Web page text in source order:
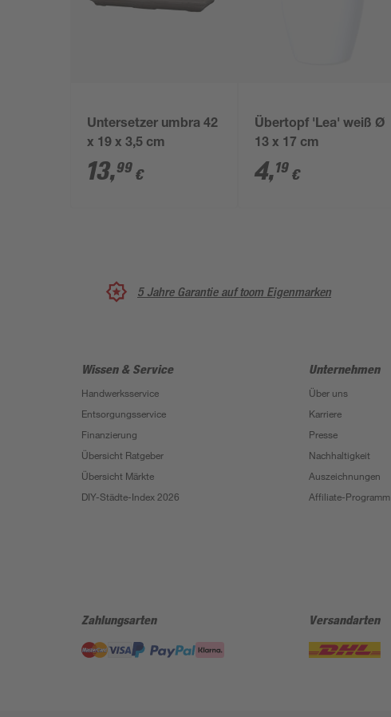
Untersetzer umbra 42
x 19 x 3,5 cm
13,99 €
Übertopf 'Lea' weiß Ø
13 x 17 cm
4,19 €
5 Jahre Garantie auf toom Eigenmarken
Wissen & Service
Handwerksservice
Entsorgungsservice
Finanzierung
Übersicht Ratgeber
Übersicht Märkte
DIY-Städte-Index 2026
Unternehmen
Über uns
Karriere
Presse
Nachhaltigkeit
Auszeichnungen
Affiliate-Programm
Zahlungsarten Versandarten